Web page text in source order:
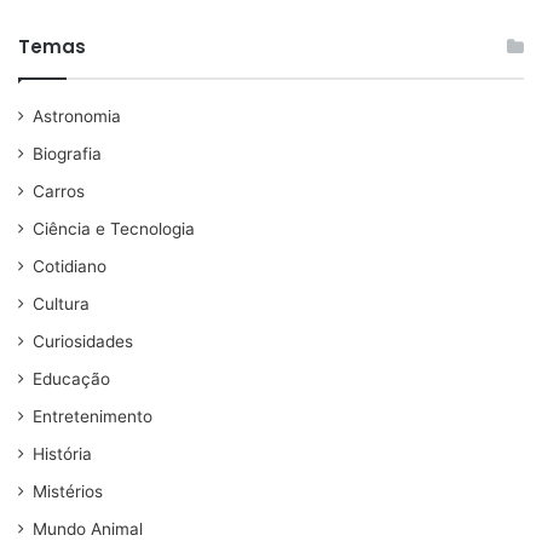
Temas
Astronomia
Biografia
Carros
Ciência e Tecnologia
Cotidiano
Cultura
Curiosidades
Educação
Entretenimento
História
Mistérios
Mundo Animal